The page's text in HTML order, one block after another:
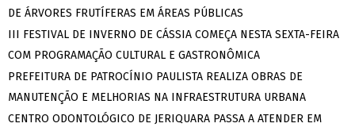
DE ÁRVORES FRUTÍFERAS EM ÁREAS PÚBLICAS
III FESTIVAL DE INVERNO DE CÁSSIA COMEÇA NESTA SEXTA-FEIRA
COM PROGRAMAÇÃO CULTURAL E GASTRONÔMICA
PREFEITURA DE PATROCÍNIO PAULISTA REALIZA OBRAS DE
MANUTENÇÃO E MELHORIAS NA INFRAESTRUTURA URBANA
CENTRO ODONTOLÓGICO DE JERIQUARA PASSA A ATENDER EM